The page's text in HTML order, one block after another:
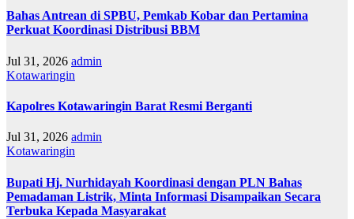
Bahas Antrean di SPBU, Pemkab Kobar dan Pertamina
Perkuat Koordinasi Distribusi BBM
Jul 31, 2026 admin
Kotawaringin
Kapolres Kotawaringin Barat Resmi Berganti
Jul 31, 2026 admin
Kotawaringin
Bupati Hj. Nurhidayah Koordinasi dengan PLN Bahas
Pemadaman Listrik, Minta Informasi Disampaikan Secara
Terbuka Kepada Masyarakat